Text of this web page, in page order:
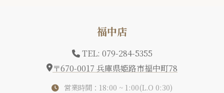
福中店
TEL: 079-284-5355
〒670-0017 兵庫県姫路市福中町78
営業時間：18:00 ~ 1:00(L.O 0:30)